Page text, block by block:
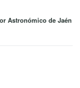
Astronómico de Jaén